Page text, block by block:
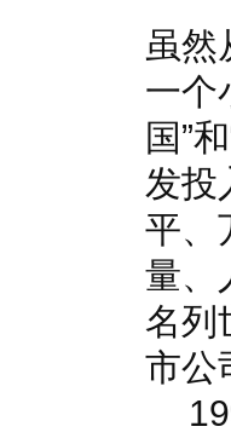
虽然
一个
国”
发投
平、
量、
名列
市公